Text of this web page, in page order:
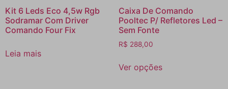
Kit 6 Leds Eco 4,5w Rgb
Sodramar Com Driver
Comando Four Fix
Leia mais
Caixa De Comando
Pooltec P/ Refletores Led –
Sem Fonte
R$ 288,00
Ver opções